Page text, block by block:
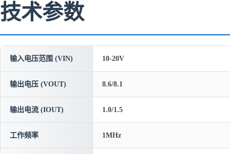
技术参数
输入电压范围 (VIN) 10-20V
输出电压 (VOUT) 8.6/8.1
输出电流 (IOUT) 1.0/1.5
工作频率 1MHz